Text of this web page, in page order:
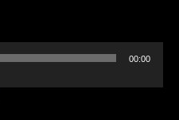
00:00